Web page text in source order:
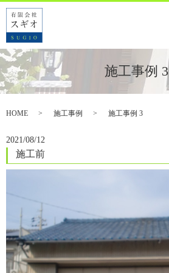
施工事例 3
HOME 施工事例 施工事例 3
2021/08/12
施工前